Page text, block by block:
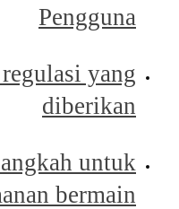
Pengguna
yang
diberikan
untuk
bermain